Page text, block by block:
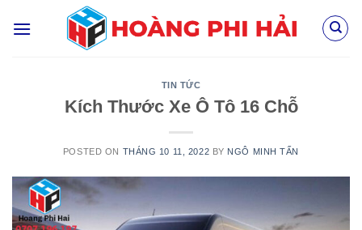
TIN TỨC
Kích Thước Xe Ô Tô 16 Chỗ
POSTED ON THÁNG 10 11, 2022 BY NGÔ MINH TẤN